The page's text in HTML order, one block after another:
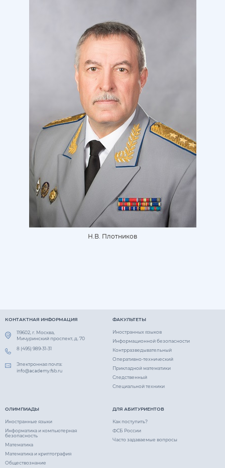
Н.В. Плотников
КОНТАКТНАЯ ИНФОРМАЦИЯ
119602, г. Москва,
Мичуринский проспект, д. 70
8 (495) 989-31-31
Электронная почта:
ФАКУЛЬТЕТЫ
Иностранных языков
Информационной безопасности
Контрразведывательный
Оперативно-технический
Прикладной математики
Следственный
Специальной техники
ОЛИМПИАДЫ
Иностранные языки
Информатика и компьютерная
безопасность
Математика
Математика и криптография
Обществознание
ДЛЯ АБИТУРИЕНТОВ
Как поступить?
ФСБ России
Часто задаваемые вопросы